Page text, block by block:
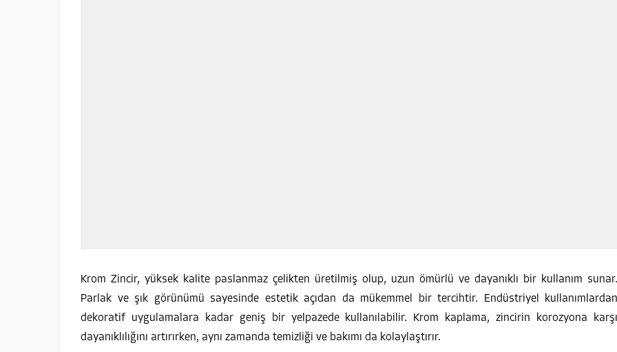
Krom Zincir, yüksek kalite paslanmaz çelikten üretilmiş olup, uzun ömürlü ve dayanıklı bir kullanım sunar.
Parlak ve şık görünümü sayesinde estetik açıdan da mükemmel bir tercihtir. Endüstriyel kullanımlardan
dekoratif uygulamalara kadar geniş bir yelpazede kullanılabilir. Krom kaplama, zincirin korozyona karşı
dayanıklılığını artırırken, aynı zamanda temizliği ve bakımı da kolaylaştırır.